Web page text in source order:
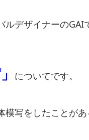
ルデザイナーのGAI
についてです。
模写をしたことがあ